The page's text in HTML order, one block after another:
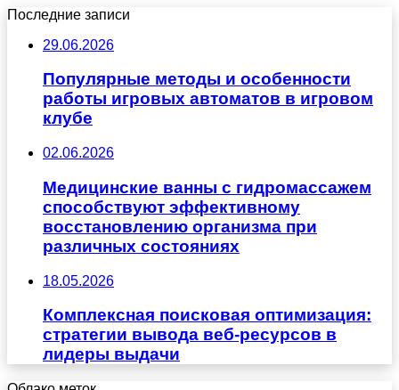
Последние записи
29.06.2026
Популярные методы и особенности
работы игровых автоматов в игровом
клубе
02.06.2026
Медицинские ванны с гидромассажем
способствуют эффективному
восстановлению организма при
различных состояниях
18.05.2026
Комплексная поисковая оптимизация:
стратегии вывода веб-ресурсов в
лидеры выдачи